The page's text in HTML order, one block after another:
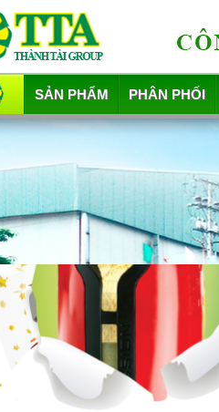
SẢN PHẨM PHÂN PHỐI